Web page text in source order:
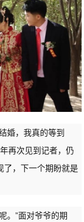
婚，我真的等到
再次见到记者，仍
了，下一个期盼就是
。”面对爷爷的期